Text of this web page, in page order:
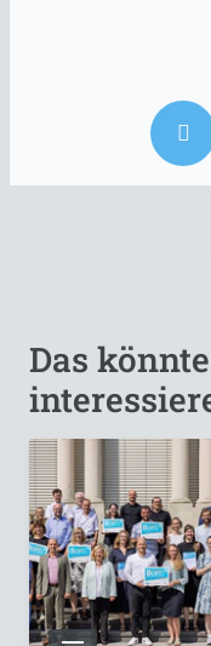
Das